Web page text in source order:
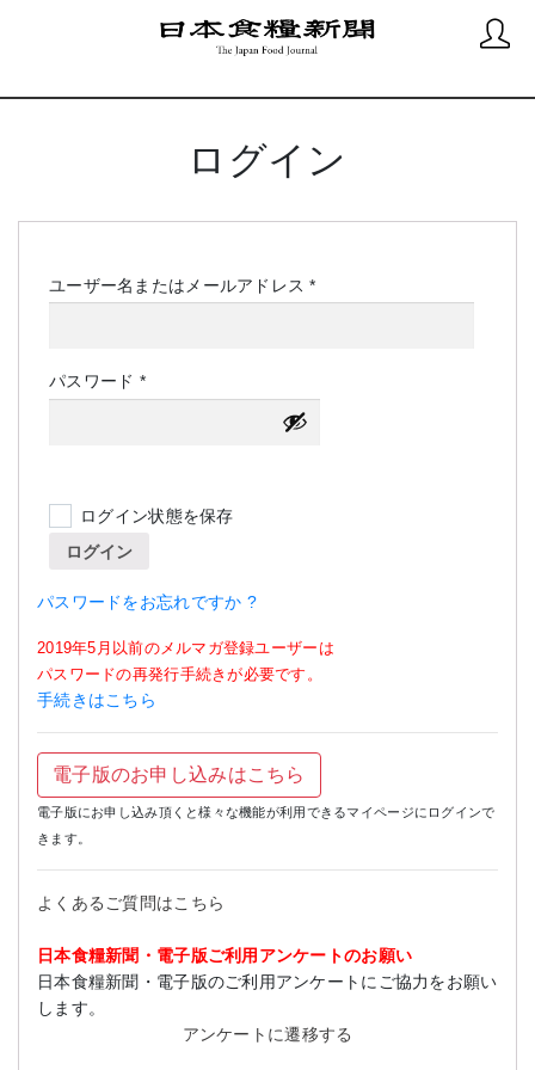
ログイン
ユーザー名またはメールアドレス*必
パスワード *必
須
ログイン状態を保存
ログイン
パスワードをお忘れですか ?
2019年5月以前のメルマガ登録ユーザーは
パスワードの再発行手続きが必要です。
手続きはこちら
電子版のお申し込みはこちら
電子版にお申し込み頂くと様々な機能が利用できるマイページにログインで
きます。
よくあるご質問はこちら
日本食糧新聞・電子版ご利用アンケートのお願い
日本食糧新聞・電子版のご利用アンケートにご協力をお願い
します。
アンケートに遷移する